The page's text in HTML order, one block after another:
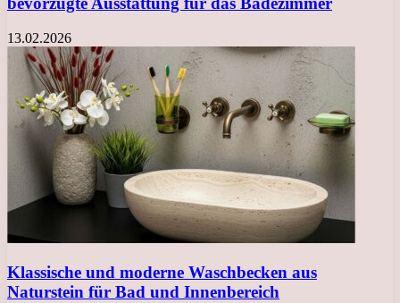
13.02.2026
Klassische und moderne Waschbecken aus
Naturstein für Bad und Innenbereich